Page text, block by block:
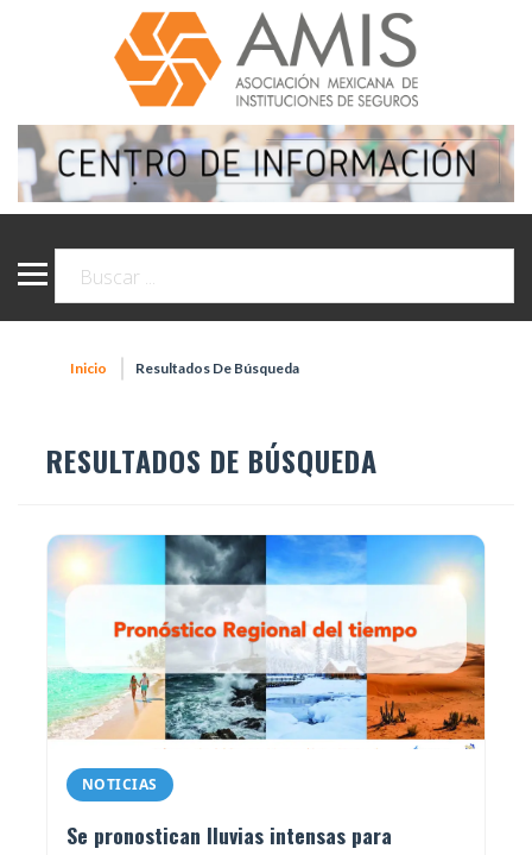
Inicio Resultados De Búsqueda
RESULTADOS DE BÚSQUEDA
NOTICIAS
Se pronostican lluvias intensas para